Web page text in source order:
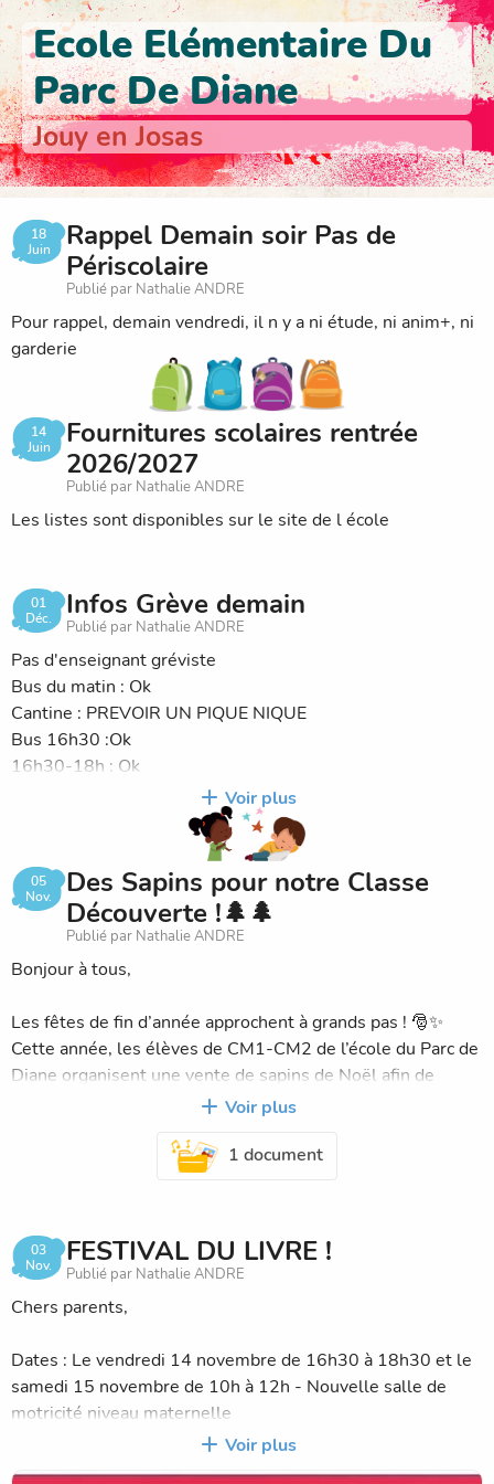
Ecole Elémentaire Du
Parc De Diane
Jouy en Josas
18
Juin
Rappel Demain soir Pas de
Périscolaire
Publié par Nathalie ANDRE
Pour rappel, demain vendredi, il n y a ni étude, ni anim+, ni
garderie
14
Juin
Fournitures scolaires rentrée
2026/2027
Publié par Nathalie ANDRE
Les listes sont disponibles sur le site de l école
01
Déc.
Infos Grève demain
Publié par Nathalie ANDRE
Pas d'enseignant gréviste
Bus du matin : Ok
Cantine : PREVOIR UN PIQUE NIQUE
Bus 16h30 :Ok
16h30-18h : Ok
Voir plus
05
Nov.
Des Sapins pour notre Classe
Découverte !🌲🌲
Publié par Nathalie ANDRE
Bonjour à tous,
Les fêtes de fin d’année approchent à grands pas ! 🎅✨
Cette année, les élèves de CM1-CM2 de l’école du Parc de
Diane organisent une vente de sapins de Noël afin de
financer leur classe verte prévue au printemps.
En achetant votre sapin avec nous, vous faites quatre
(Nordmann, plusieurs tailles disponibles).
🌱 Vous aidez les enfants à concrétiser leur projet éducatif
et à vivre une expérience inoubliable au grand air !
élèves !
👉 Soutenir un commerçant local, Allavoine, Bièvres et
acheter un sapin Français.
Voir plus
1 document
03
Nov.
FESTIVAL DU LIVRE !
Publié par Nathalie ANDRE
Chers parents,
Dates : Le vendredi 14 novembre de 16h30 à 18h30 et le
samedi 15 novembre de 10h à 12h - Nouvelle salle de
motricité niveau maternelle
Voir plus